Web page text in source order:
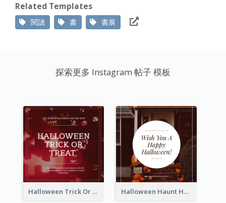
Related Templates
閱讀 書 書展
探索更多 Instagram 帖子 模板
Halloween Trick Or Treat Instagram Post Halloween Haunt House Instagram Post